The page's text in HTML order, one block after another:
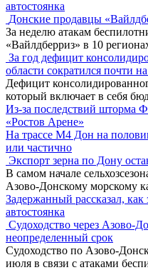
автостоянка
Донские продавцы
За неделю атакам
«Вайлдберриз» в 10
За год дефицит
области сократился почти
Дефицит
который включает в себя
Из-за последствий шторма
«Ростов Арене»
На трассе М4 Дон на
или частично
Экспорт зерна по Дону
В самом начале
Азово-Донскому морскому
Задержанный рассказал, как
автостоянка
Судоходство через Азово-
неопределенный срок
Судоходство по Азово-
июля в связи с атаками